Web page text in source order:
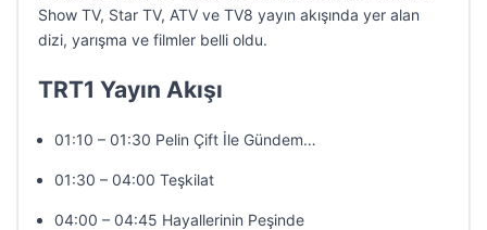
Show TV, Star TV, ATV ve TV8 yayın akışında yer alan
dizi, yarışma ve filmler belli oldu.
TRT1 Yayın Akışı
01:10 – 01:30 Pelin Çift İle Gündem…
01:30 – 04:00 Teşkilat
04:00 – 04:45 Hayallerinin Peşinde